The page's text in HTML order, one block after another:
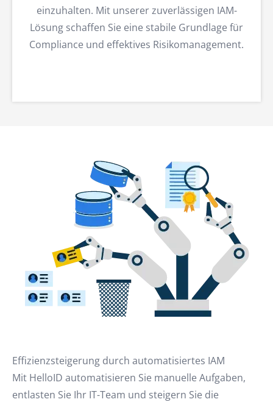
einzuhalten. Mit unserer zuverlässigen IAM-
Lösung schaffen Sie eine stabile Grundlage für
Compliance und effektives Risikomanagement.
Effizienzsteigerung durch automatisiertes IAM
Mit HelloID automatisieren Sie manuelle Aufgaben,
entlasten Sie Ihr IT-Team und steigern Sie die